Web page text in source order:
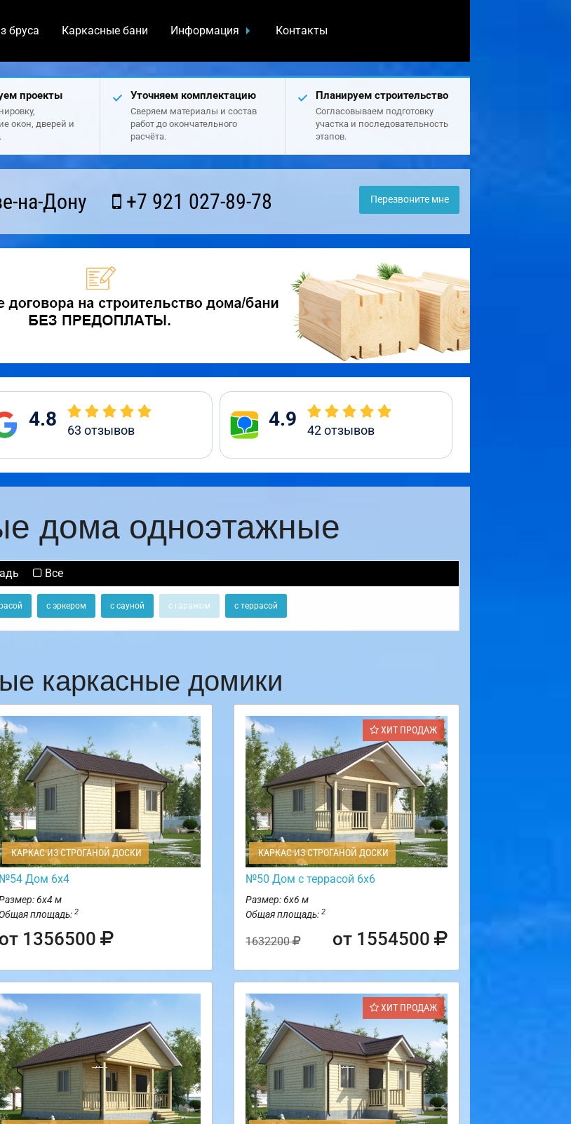
бруса Каркасные бани Информация Контакты
проекты
окон, дверей и
Уточняем комплектацию
Сверяем материалы и состав
работ до окончательного
расчёта.
Планируем строительство
Согласовываем подготовку
участка и последовательность
этапов.
на-Дону +7 921 027-89-78 Перезвоните мне
4.8 63 отзывов 4.9 42отзывов
дома одноэтажные
Все
с эркером с сауной с гаражом с террасой
каркасные домики
КАРКАС ИЗ СТРОГАНОЙ ДОСКИ
№54 Дом 6х4
6х4 м
площадь: 2
от 1356500
ХИТ ПРОДАЖ
КАРКАС ИЗ СТРОГАНОЙ ДОСКИ
№50 Дом с террасой 6х6
Размер: 6х6 м
Общая площадь: 2
1632200 от 1554500
ХИТ ПРОДАЖ